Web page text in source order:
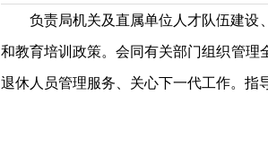
负责局机关及直属单位人才队伍建设
和教育培训政策。会同有关部门组织管
退休人员管理服务、关心下一代工作。指